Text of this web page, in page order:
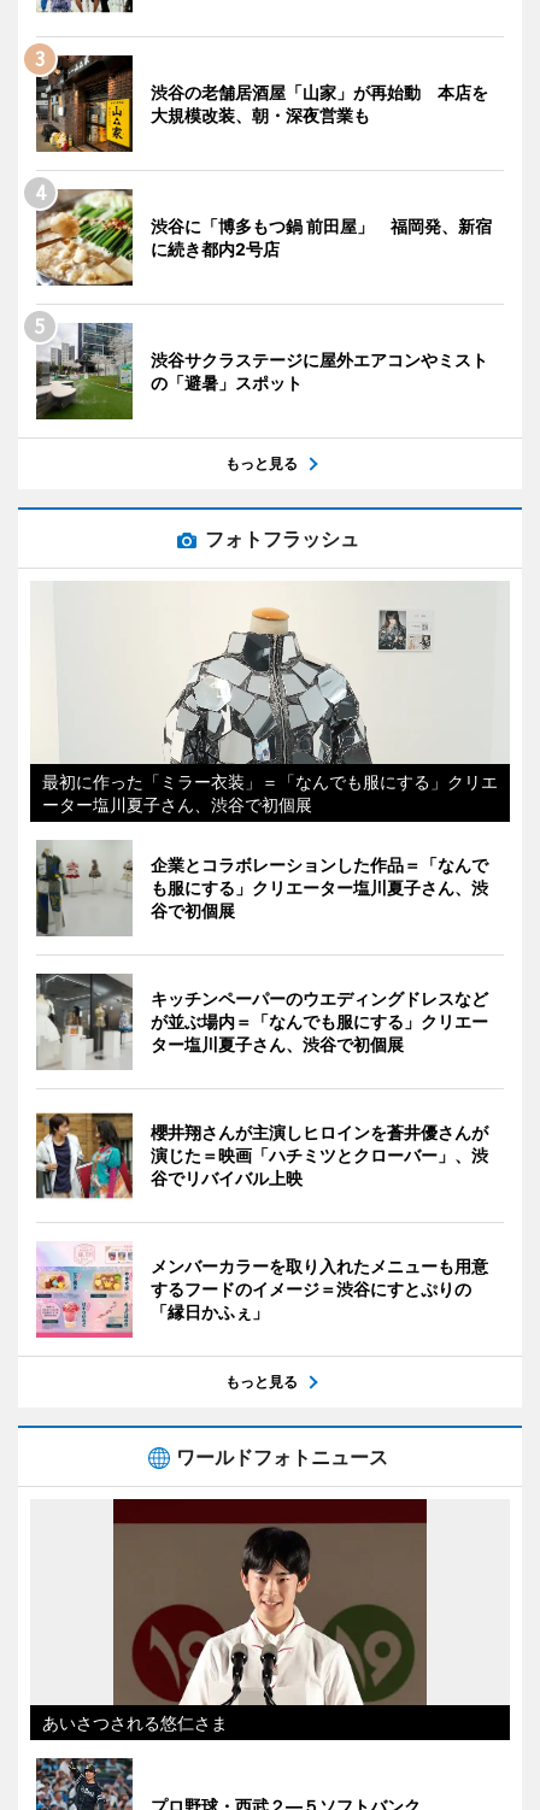
渋谷の老舗居酒屋「山家」が再始動 本店を
大規模改装、朝・深夜営業も
渋谷に「博多もつ鍋 前田屋」 福岡発、新宿
に続き都内2号店
渋谷サクラステージに屋外エアコンやミスト
の「避暑」スポット
もっと見る
フォトフラッシュ
最初に作った「ミラー衣装」＝「なんでも服にする」クリエ
ーター塩川夏子さん、渋谷で初個展
企業とコラボレーションした作品＝「なんで
も服にする」クリエーター塩川夏子さん、渋
谷で初個展
キッチンペーパーのウエディングドレスなど
が並ぶ場内＝「なんでも服にする」クリエー
ター塩川夏子さん、渋谷で初個展
櫻井翔さんが主演しヒロインを蒼井優さんが
演じた＝映画「ハチミツとクローバー」、渋
谷でリバイバル上映
メンバーカラーを取り入れたメニューも用意
するフードのイメージ＝渋谷にすとぷりの
「縁日かふぇ」
もっと見る
ワールドフォトニュース
あいさつされる悠仁さま
プロ野球・西武２―５ソフトバンク